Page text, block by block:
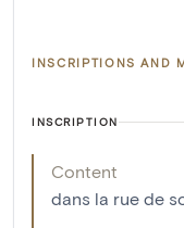
INSCRIPTIONS AND
INSCRIPTION
Content
dans la rue de